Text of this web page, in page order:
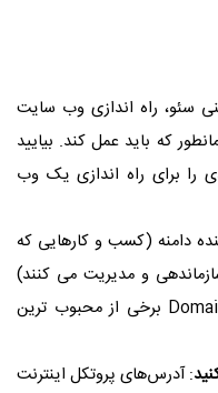
سئو، راه اندازی وب سایت
که باید عمل کند. بیایید
را برای راه اندازی یک وب
دامنه (کسب و کارهایی که
و مدیریت می کنند)
وجود دارد. Wix، GoDaddy، و Domain.com برخی از محبوب ترین
: آدرس‌های پروتکل اینترنت